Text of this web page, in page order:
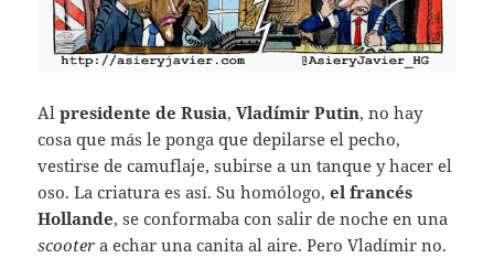
Alpresidente de Rusia,Vladímir Putin, no hay
cosa que más le ponga que depilarse el pecho,
vestirse de camuflaje, subirse a un tanque y hacer el
oso. La criatura es así. Su homólogo,el francés
Hollande, se conformaba con salir de noche en una
scootera echar una canita al aire. Pero Vladímir no.